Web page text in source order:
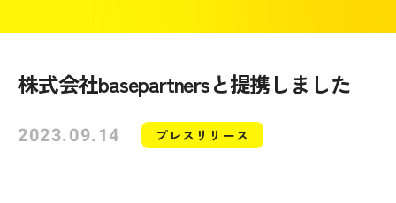
株式会社basepartnersと提携しました
2023.09.14 プレスリリース